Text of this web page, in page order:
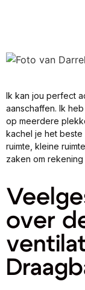
Ik kan jou perfect
aanschaffen. Ik
op meerdere
kachel je het
ruimte, kleine
zaken om
over